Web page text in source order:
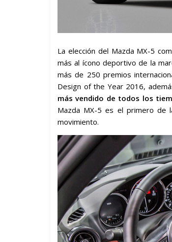
La elección del Mazda MX-5
más al ícono deportivo de la
más de 250 premios
Design of the Year 2016,
más vendido de todos los
Mazda MX-5 es el primero de
movimiento.